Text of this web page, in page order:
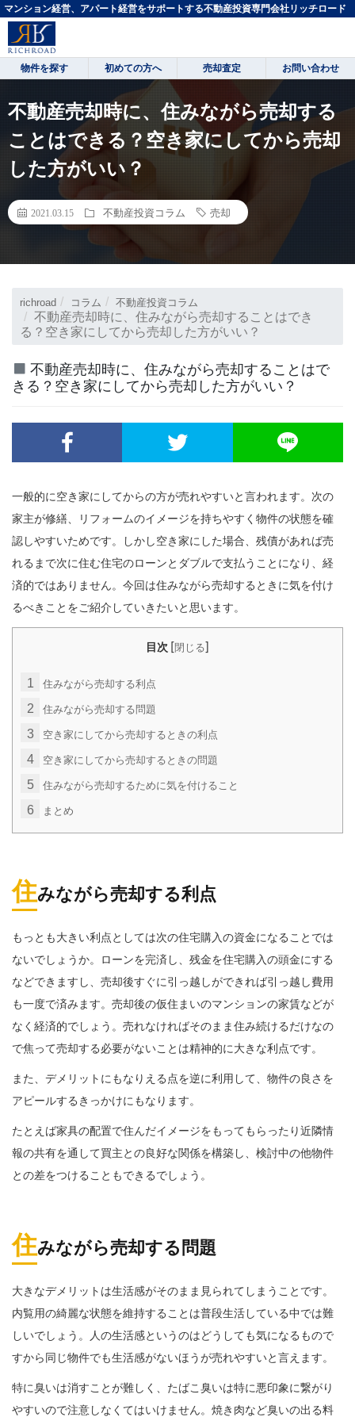
マンション経営、アパート経営をサポートする不動産投資専門会社リッチロード
物件を探す 初めての方へ 売却査定 お問い合わせ
不動産売却時に、住みながら売却する
ことはできる？空き家にしてから売却
した方がいい？
2021.03.15 不動産投資コラム 売却
richroad コラム 不動産投資コラム
不動産売却時に、住みながら売却することはでき
る？空き家にしてから売却した方がいい？
不動産売却時に、住みながら売却することはで
きる？空き家にしてから売却した方がいい？
一般的に空き家にしてからの方が売れやすいと言われます。次の
家主が修繕、リフォームのイメージを持ちやすく物件の状態を確
認しやすいためです。しかし空き家にした場合、残債があれば売
れるまで次に住む住宅のローンとダブルで支払うことになり、経
済的ではありません。今回は住みながら売却するときに気を付け
るべきことをご紹介していきたいと思います。
目次 [閉じる]
1 住みながら売却する利点
2 住みながら売却する問題
3 空き家にしてから売却するときの利点
4 空き家にしてから売却するときの問題
5 住みながら売却するために気を付けること
6 まとめ
住みながら売却する利点
もっとも大きい利点としては次の住宅購入の資金になることでは
ないでしょうか。ローンを完済し、残金を住宅購入の頭金にする
などできますし、売却後すぐに引っ越しができれば引っ越し費用
も一度で済みます。売却後の仮住まいのマンションの家賃などが
なく経済的でしょう。売れなければそのまま住み続けるだけなの
で焦って売却する必要がないことは精神的に大きな利点です。
また、デメリットにもなりえる点を逆に利用して、物件の良さを
アピールするきっかけにもなります。
たとえば家具の配置で住んだイメージをもってもらったり近隣情
報の共有を通して買主との良好な関係を構築し、検討中の他物件
との差をつけることもできるでしょう。
住みながら売却する問題
大きなデメリットは生活感がそのまま見られてしまうことです。
内覧用の綺麗な状態を維持することは普段生活している中では難
しいでしょう。人の生活感というのはどうしても気になるもので
すから同じ物件でも生活感がないほうが売れやすいと言えます。
特に臭いは消すことが難しく、たばこ臭いは特に悪印象に繋がり
やすいので注意しなくてはいけません。焼き肉など臭いの出る料